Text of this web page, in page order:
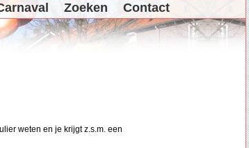
Zoeken Contact
weten en je krijgt z.s.m. een